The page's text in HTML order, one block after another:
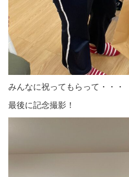
みんなに祝ってもらって・・・
最後に記念撮影！